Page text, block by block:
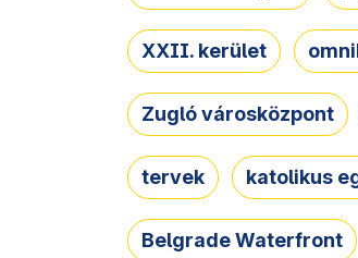
XXII. kerület
Zugló városközpont
tervek katolikus
Belgrade Waterfront